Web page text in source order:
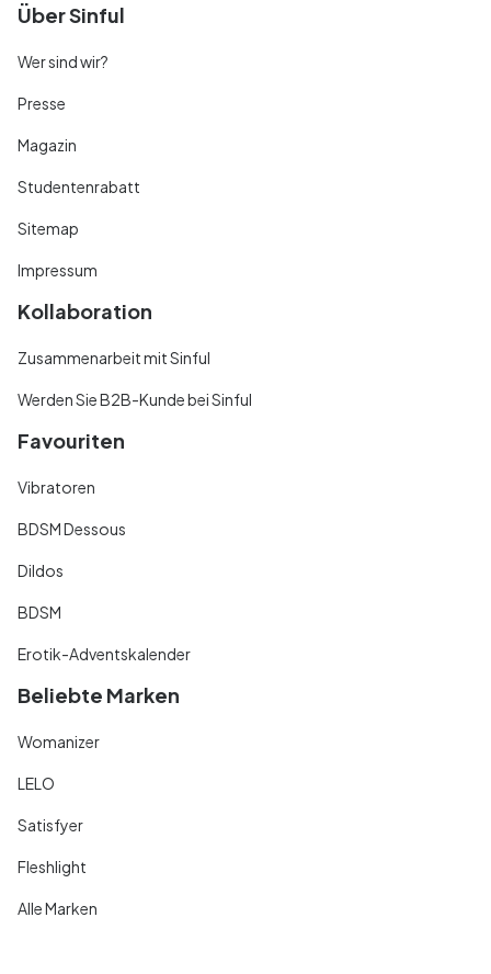
Über Sinful
Wer sind wir?
Presse
Magazin
Studentenrabatt
Sitemap
Impressum
Kollaboration
Zusammenarbeit mit Sinful
Werden Sie B2B-Kunde bei Sinful
Favouriten
Vibratoren
BDSM Dessous
Dildos
BDSM
Erotik-Adventskalender
Beliebte Marken
Womanizer
LELO
Satisfyer
Fleshlight
Alle Marken